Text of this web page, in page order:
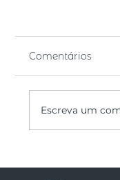
Comentários
Escreva um